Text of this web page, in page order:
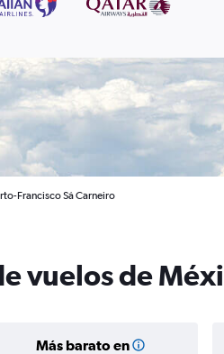
Francisco Sá Carneiro
vuelos de
Más barato en